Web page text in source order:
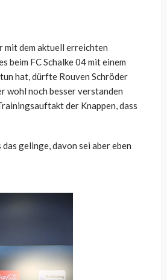
mit dem aktuell erreichten
beim FC Schalke 04 mit einem
hat, dürfte Rouven Schröder
wohl noch besser verstanden
der Knappen, dass
gelinge, davon sei aber eben